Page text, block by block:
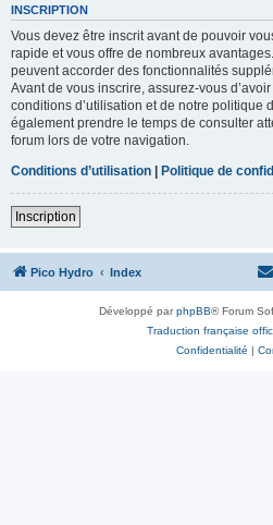
INSCRIPTION
Vous devez être inscrit avant de pouvoir
rapide et vous offre de nombreux
peuvent accorder des fonctionnalités
Avant de vous inscrire, assurez-vous
conditions d’utilisation et de notre politique
également prendre le temps de consulter
forum lors de votre navigation.
Conditions d’utilisation | Politique de
Inscription
Pico Hydro Index
Développé parphpBB® Forum
Traduction française
Confidentialité |